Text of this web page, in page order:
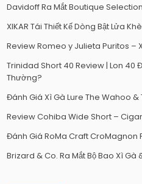
Davidoff Ra Mắt Boutique
XIKAR Tái Thiết Kế Dòng Bật Lửa
Review Romeo y Julieta Puritos –
Trinidad Short 40 Review | Lon 40
Thường?
Đánh Giá Xì Gà Lure The Wahoo &
Review Cohiba Wide Short –
Đánh Giá RoMa Craft CroMagnon
Brizard & Co. Ra Mắt Bộ Bao Xì Gà